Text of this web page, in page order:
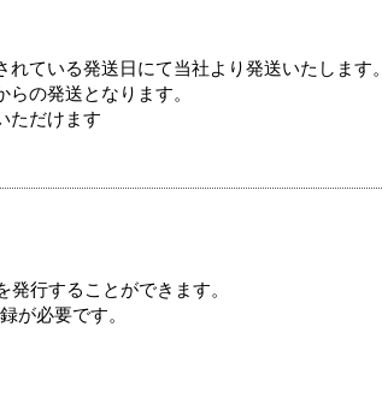
ている発送日にて当社より発送いたします。
の発送となります。
ただけます
行することができます。
が必要です。